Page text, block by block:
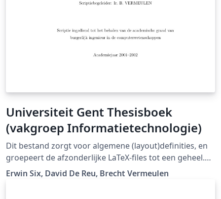
Universiteit Gent Thesisboek
(vakgroep Informatietechnologie)
Dit bestand zorgt voor algemene (layout)definities, en
groepeert de afzonderlijke LaTeX-files tot een geheel.
"Er is ook een template beschikbaar dat gebruikt wordt
Erwin Six, David De Reu, Brecht Vermeulen